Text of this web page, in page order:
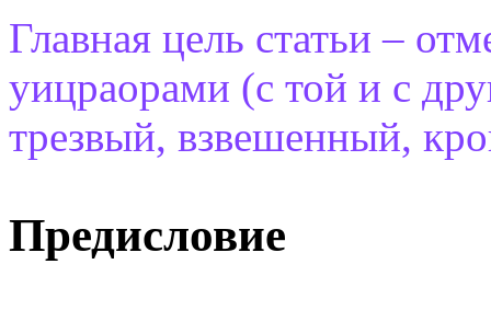
Главная цель статьи –
уицраорами (с той и с
трезвый, взвешенный,
Предисловие